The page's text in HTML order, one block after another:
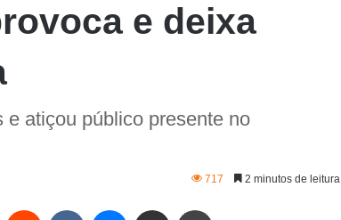
e deixa
atiçou público presente no
717 2 minutos de leitura